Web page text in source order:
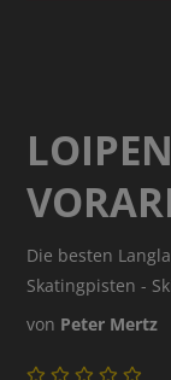
Die besten
Skatingpisten -
von Peter Mertz